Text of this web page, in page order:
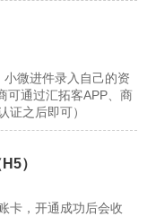
微进件录入自己的资
可通过汇拓客APP、商
证之后即可）
）
卡，开通成功后会收